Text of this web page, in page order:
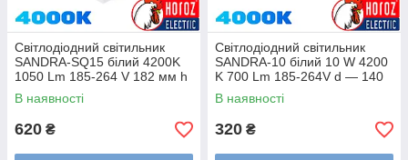
Світлодіодний світильник
SANDRA-SQ15 білий 4200K
1050 Lm 185-264 V 182 мм h
— 20 мм
В наявності
620 ₴
Світлодіодний світильник
SANDRA-10 білий 10 W 4200
K 700 Lm 185-264V d — 140
мм h — 75 мм
В наявності
320 ₴